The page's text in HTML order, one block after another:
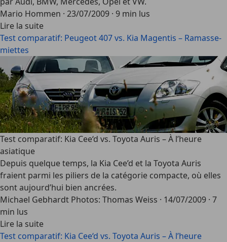
Mario Hommen · 23/07/2009 · 9 min lus
Lire la suite
Test comparatif: Peugeot 407 vs. Kia Magentis – Ramasse-
miettes
Test comparatif: Kia Cee‘d vs. Toyota Auris – À l’heure
asiatique
Depuis quelque temps, la Kia Cee’d et la Toyota Auris
fraient parmi les piliers de la catégorie compacte, où elles
sont aujourd’hui bien ancrées.
Michael Gebhardt Photos: Thomas Weiss · 14/07/2009 · 7
min lus
Lire la suite
Test comparatif: Kia Cee‘d vs. Toyota Auris – À l’heure